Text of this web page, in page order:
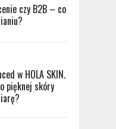
czy B2B – co
w HOLA SKIN.
pięknej skóry